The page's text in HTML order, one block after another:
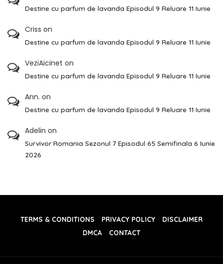
Destine cu parfum de lavanda Episodul 9 Reluare 11 Iunie
Criss on
Destine cu parfum de lavanda Episodul 9 Reluare 11 Iunie
VeziAicinet on
Destine cu parfum de lavanda Episodul 9 Reluare 11 Iunie
Ann. on
Destine cu parfum de lavanda Episodul 9 Reluare 11 Iunie
Adelin on
Survivor Romania Sezonul 7 Episodul 65 Semifinala 6 Iunie
2026
TERMS & CONDITIONS PRIVACY POLICY
DISCLAIMER
DMCA
CONTACT